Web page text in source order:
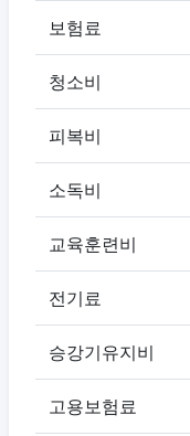
보험료
청소비
피복비
소독비
교육훈련비
전기료
승강기유지비
고용보험료